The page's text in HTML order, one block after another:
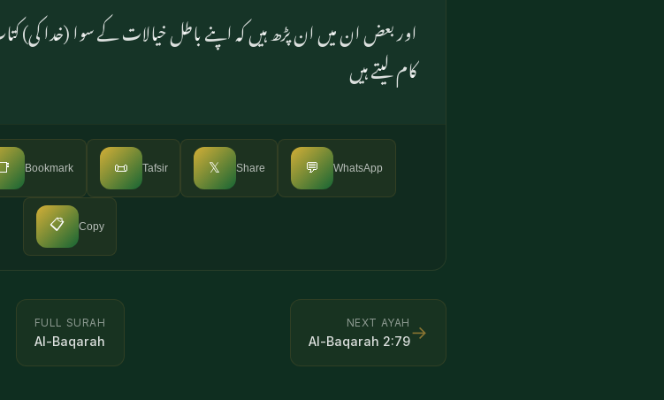
اور بعض ان میں ان پڑھ ہیں کہ اپنے باطل خیالات کے سوا (خدا
کام لیتے ہیں
📑 Bookmark 📜 Tafsir 𝕏 Share 💬 WhatsApp
📋 Copy
FULL SURAH
Al-Baqarah
NEXT AYAH
Al-Baqarah 2:79→